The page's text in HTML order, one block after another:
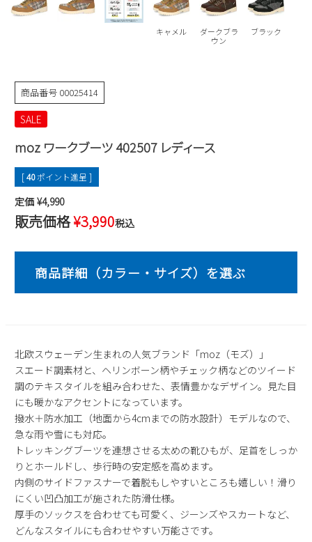
moz
puma
Parade
EDWIN
new balance
new balance
トートバッグ
財布
会員サービス
メルマガ購買
営業日カレンダー
休業日 お問い合わせ窓口休業日
2026 年8月
日 火
1
2
3 4 5 6 7
9
10 11 12 13 14
15
30
31
2026 年9月
日 月 火 水
1
2 3 4
5
6
7
13
14 15 16 17 18
19
20
21 22 23 24 25
26
27
28 29 30
キャメル
ダークブラ
ウン
ブラック
商品番号 00025414
SALE
moz ワークブーツ 402507 レディース
[40ポイント進呈 ]
定価 ¥4,990
販売価格¥3,990税込
北欧スウェーデン生まれの人気ブランド「moz（モズ）」
スエード調素材と、ヘリンボーン柄やチェック柄などのツイード
調のテキスタイルを組み合わせた、表情豊かなデザイン。見た目
にも暖かなアクセントになっています。
撥水＋防水加工（地面から4cmまでの防水設計）モデルなので、
急な雨や雪にも対応。
トレッキングブーツを連想させる太めの靴ひもが、足首をしっか
りとホールドし、歩行時の安定感を高めます。
内側のサイドファスナーで着脱もしやすいところも嬉しい！滑り
にくい凹凸加工が施された防滑仕様。
厚手のソックスを合わせても可愛く、ジーンズやスカートなど、
どんなスタイルにも合わせやすい万能さです。